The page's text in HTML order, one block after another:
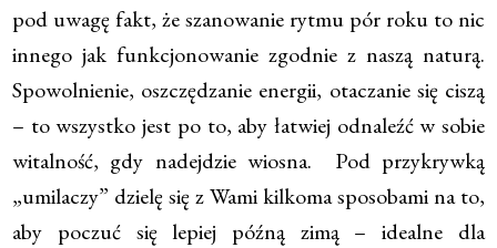
pod uwagę fakt, że szanowanie rytmu pór roku to nic
innego jak funkcjonowanie zgodnie z naszą naturą.
Spowolnienie, oszczędzanie energii, otaczanie się ciszą
– to wszystko jest po to, aby łatwiej odnaleźć w sobie
witalność, gdy nadejdzie wiosna. Pod przykrywką
„umilaczy” dzielę się z Wami kilkoma sposobami na to,
aby poczuć się lepiej późną zimą – idealne dla